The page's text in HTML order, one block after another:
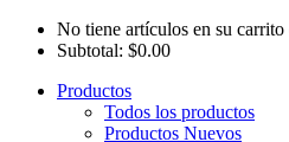
No tiene artículos en su carrito
Subtotal: $0.00
Productos
Todos los productos
Productos Nuevos